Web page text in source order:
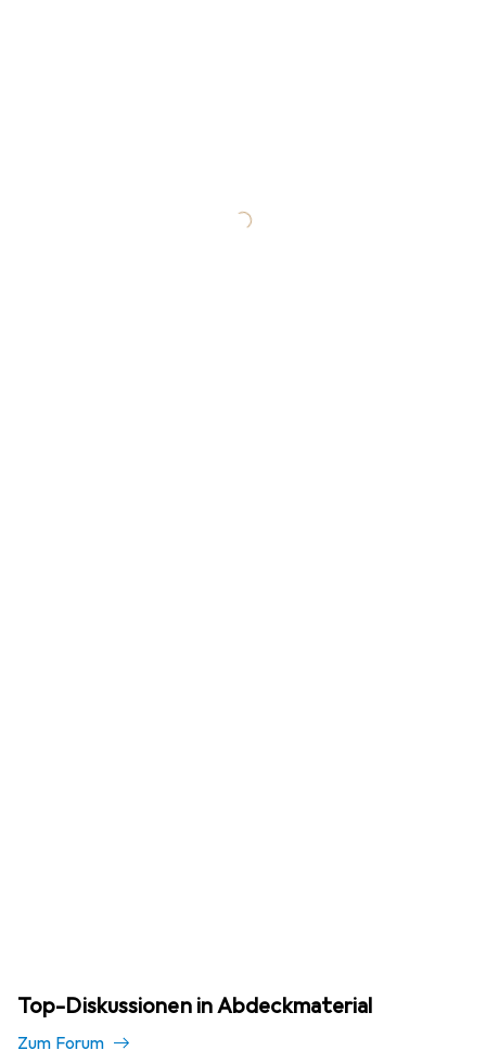
Top-Diskussionen in Abdeckmaterial
Zum Forum